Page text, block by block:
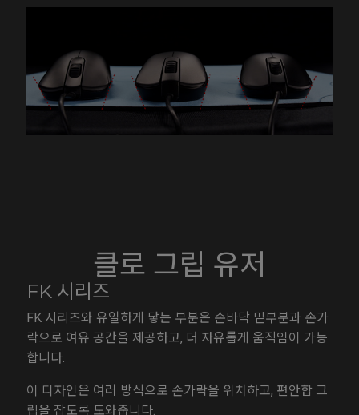
클로 그립 유저
FK 시리즈
FK 시리즈와 유일하게 닿는 부분은 손바닥 밑부분과 손가
락으로 여유 공간을 제공하고, 더 자유롭게 움직임이 가능
합니다.
이 디자인은 여러 방식으로 손가락을 위치하고, 편안합 그
립을 잡도록 도와줍니다.